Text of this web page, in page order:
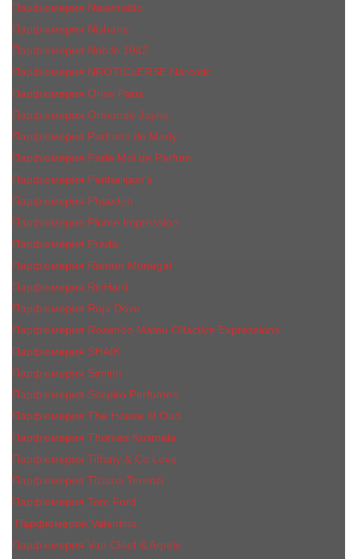
Парфюмерия Nasomatto
Парфюмерия Nishane
Парфюмерия Nobile 1942
Парфюмерия NROTICuERSE Narcotic
Парфюмерия Orlov Paris
Парфюмерия Ormonde Jayne
Парфюмерия Parfums de Marly
Парфюмерия Parle Moi de Parfum
Парфюмерия Penhaligon's
Парфюмерия Phaedon
Парфюмерия Plume Impression
Парфюмерия Prada
Парфюмерия Ramon Monegal
Парфюмерия RicHard
Парфюмерия Roja Dove
Парфюмерия Rosendo Mateu Olfactive Expressions
Парфюмерия SHAIK
Парфюмерия Simimi
Парфюмерия Sospiro Perfumes
Парфюмерия The House of Oud
Парфюмерия Thomas Kosmala
Парфюмерия Tiffany & Co Love
Парфюмерия Tiziana Terenzi
Парфюмерия Tom Ford
Парфюмерия Valentino
Парфюмерия Van Cleef & Arpels